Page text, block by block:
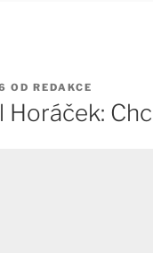
OD REDAKCE
Horáček: